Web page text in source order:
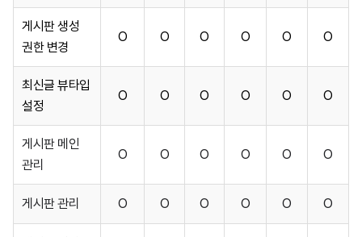
게시판 생성
권한 변경
O O O O O O
최신글 뷰타입
설정
O O O O O O
게시판 메인
관리
O O O O O O
게시판 관리 O O O O O O